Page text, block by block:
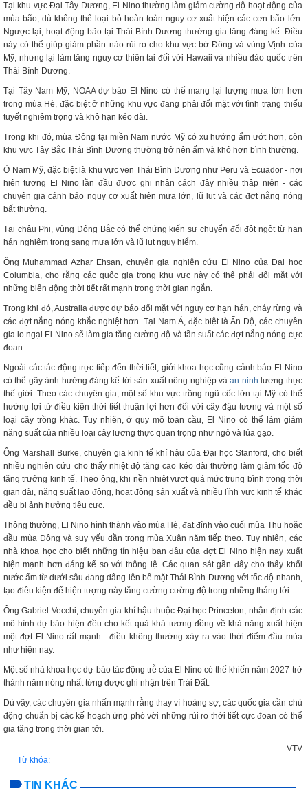
Tại khu vực Đại Tây Dương, El Nino thường làm giảm cường độ hoạt động của
mùa bão, dù không thể loại bỏ hoàn toàn nguy cơ xuất hiện các cơn bão lớn.
Ngược lại, hoạt động bão tại Thái Bình Dương thường gia tăng đáng kể. Điều
này có thể giúp giảm phần nào rủi ro cho khu vực bờ Đông và vùng Vịnh của
Mỹ, nhưng lại làm tăng nguy cơ thiên tai đối với Hawaii và nhiều đảo quốc trên
Thái Bình Dương.
Tại Tây Nam Mỹ, NOAA dự báo El Nino có thể mang lại lượng mưa lớn hơn
trong mùa Hè, đặc biệt ở những khu vực đang phải đối mặt với tình trạng thiếu
tuyết nghiêm trọng và khô hạn kéo dài.
Trong khi đó, mùa Đông tại miền Nam nước Mỹ có xu hướng ẩm ướt hơn, còn
khu vực Tây Bắc Thái Bình Dương thường trở nên ấm và khô hơn bình thường.
Ở Nam Mỹ, đặc biệt là khu vực ven Thái Bình Dương như Peru và Ecuador - nơi
hiện tượng El Nino lần đầu được ghi nhận cách đây nhiều thập niên - các
chuyên gia cảnh báo nguy cơ xuất hiện mưa lớn, lũ lụt và các đợt nắng nóng
bất thường.
Tại châu Phi, vùng Đông Bắc có thể chứng kiến sự chuyển đổi đột ngột từ hạn
hán nghiêm trọng sang mưa lớn và lũ lụt nguy hiểm.
Ông Muhammad Azhar Ehsan, chuyên gia nghiên cứu El Nino của Đại học
Columbia, cho rằng các quốc gia trong khu vực này có thể phải đối mặt với
những biến động thời tiết rất mạnh trong thời gian ngắn.
Trong khi đó, Australia được dự báo đối mặt với nguy cơ hạn hán, cháy rừng và
các đợt nắng nóng khắc nghiệt hơn. Tại Nam Á, đặc biệt là Ấn Độ, các chuyên
gia lo ngại El Nino sẽ làm gia tăng cường độ và tần suất các đợt nắng nóng cực
đoan.
Ngoài các tác động trực tiếp đến thời tiết, giới khoa học cũng cảnh báo El Nino
có thể gây ảnh hưởng đáng kể tới sản xuất nông nghiệp vàan ninh lương thực
thế giới. Theo các chuyên gia, một số khu vực trồng ngũ cốc lớn tại Mỹ có thể
hưởng lợi từ điều kiện thời tiết thuận lợi hơn đối với cây đậu tương và một số
loại cây trồng khác. Tuy nhiên, ở quy mô toàn cầu, El Nino có thể làm giảm
năng suất của nhiều loại cây lương thực quan trọng như ngô và lúa gạo.
Ông Marshall Burke, chuyên gia kinh tế khí hậu của Đại học Stanford, cho biết
nhiều nghiên cứu cho thấy nhiệt độ tăng cao kéo dài thường làm giảm tốc độ
tăng trưởng kinh tế. Theo ông, khi nền nhiệt vượt quá mức trung bình trong thời
gian dài, năng suất lao động, hoạt động sản xuất và nhiều lĩnh vực kinh tế khác
đều bị ảnh hưởng tiêu cực.
Thông thường, El Nino hình thành vào mùa Hè, đạt đỉnh vào cuối mùa Thu hoặc
đầu mùa Đông và suy yếu dần trong mùa Xuân năm tiếp theo. Tuy nhiên, các
nhà khoa học cho biết những tín hiệu ban đầu của đợt El Nino hiện nay xuất
hiện mạnh hơn đáng kể so với thông lệ. Các quan sát gần đây cho thấy khối
nước ấm từ dưới sâu đang dâng lên bề mặt Thái Bình Dương với tốc độ nhanh,
tạo điều kiện để hiện tượng này tăng cường cường độ trong những tháng tới.
Ông Gabriel Vecchi, chuyên gia khí hậu thuộc Đại học Princeton, nhận định các
mô hình dự báo hiện đều cho kết quả khá tương đồng về khả năng xuất hiện
một đợt El Nino rất mạnh - điều không thường xảy ra vào thời điểm đầu mùa
như hiện nay.
Một số nhà khoa học dự báo tác động trễ của El Nino có thể khiến năm 2027 trở
thành năm nóng nhất từng được ghi nhận trên Trái Đất.
Dù vậy, các chuyên gia nhấn mạnh rằng thay vì hoảng sợ, các quốc gia cần chủ
động chuẩn bị các kế hoạch ứng phó với những rủi ro thời tiết cực đoan có thể
gia tăng trong thời gian tới.
VTV
Từ khóa:
TIN KHÁC